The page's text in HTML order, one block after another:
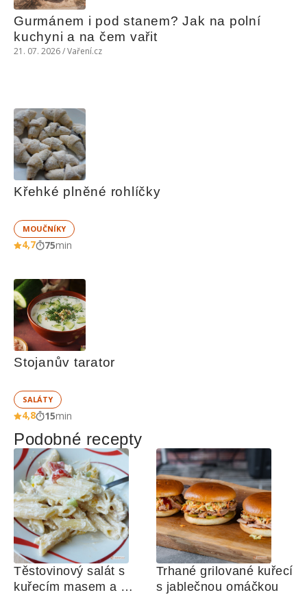
Gurmánem i pod stanem? Jak na polní
kuchyni a na čem vařit
21. 07. 2026 / Vaření.cz
Křehké plněné rohlíčky
MOUČNÍKY
4,7 75min
Stojanův tarator
SALÁTY
4,8 15min
Podobné recepty
Těstovinový salát s
kuřecím masem a
Trhané grilované kuřecí
s jablečnou omáčkou